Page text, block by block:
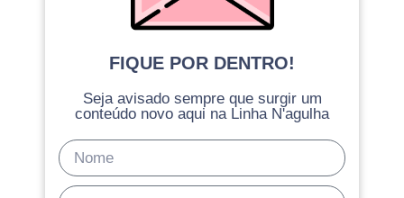
FIQUE POR DENTRO!
Seja avisado sempre que surgir um
conteúdo novo aqui na Linha N'agulha